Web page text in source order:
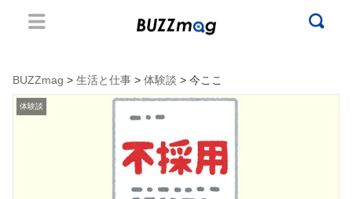
BUZZmag > 生活と仕事 > 体験談 > 今ここ
体験談